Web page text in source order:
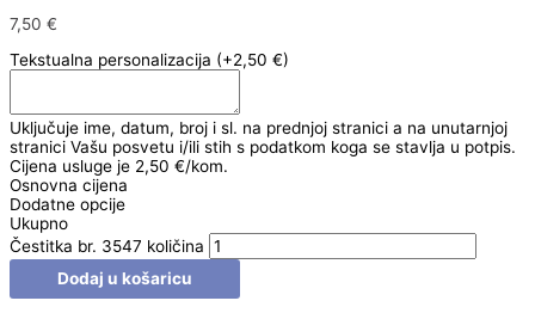
7,50 €
Tekstualna personalizacija (+2,50 €)
Uključuje ime, datum, broj i sl. na prednjoj stranici a na unutarnjoj
stranici Vašu posvetu i/ili stih s podatkom koga se stavlja u potpis.
Cijena usluge je 2,50 €/kom.
Osnovna cijena
Dodatne opcije
Ukupno
Čestitka br. 3547 količina
Dodaj u košaricu